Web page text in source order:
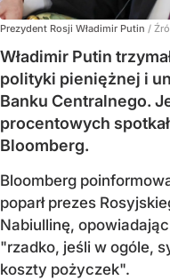
Prezydent Rosji Władimir Putin /
Władimir Putin
polityki pieniężnej i
Banku Centralnego.
procentowych
Bloomberg.
Bloomberg
poparł prezes
Nabiullinę,
"rzadko, jeśli w ogóle,
koszty pożyczek".